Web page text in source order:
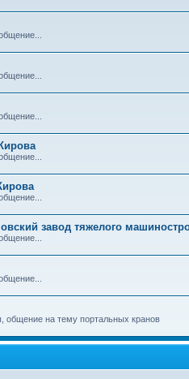
завод тяжелого
общение на тему портальных кранов